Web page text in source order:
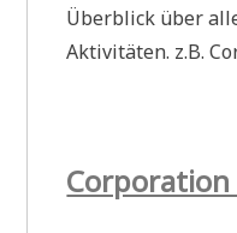
Überblick über
Aktivitäten. z.B.
Corporation